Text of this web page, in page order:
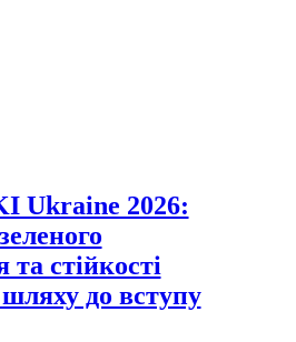
Ukraine 2026:
та стійкості
до вступу